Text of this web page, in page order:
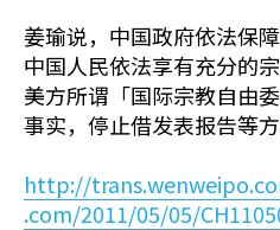
姜瑜说，中国政府依法保
中国人民依法享有充分的
美方所谓「国际宗教自由
事实，停止借发表报告等
http://
.com/2011/05/05/